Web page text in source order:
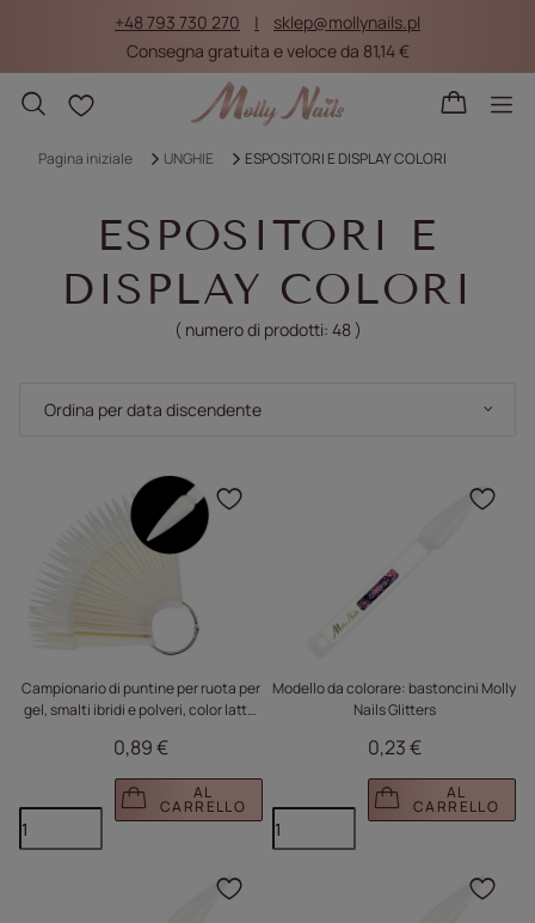
+48 793 730 270
sklep@mollynails.pl
Consegna gratuita e veloce da 81,14 €
Liste della spesa
Pagina iniziale UNGHIE ESPOSITORI E DISPLAY COLORI
ESPOSITORI E
DISPLAY COLORI
( numero di prodotti: 48)
Modifica ordinamento
Ordina per data discendente
Campionario di puntine per ruota per
gel, smalti ibridi e polveri, color latte,
0,89 €
AL
CARRELLO
Fare clic per
Modello da colorare: bastoncini Molly
Nails Glitters
0,23 €
AL
CARRELLO
Fare clic per